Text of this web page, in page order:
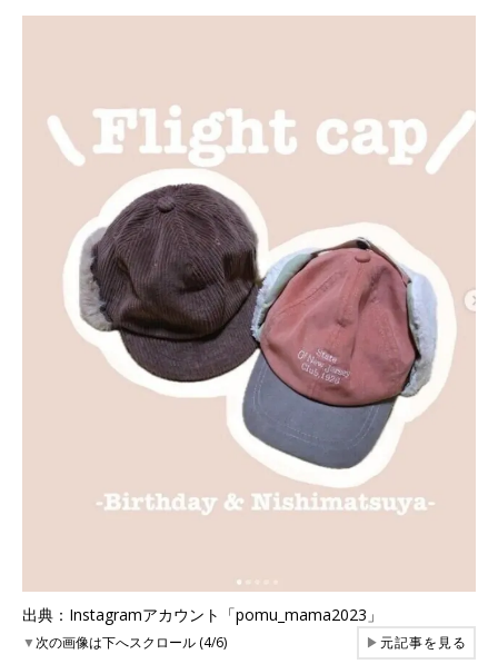
出典：Instagramアカウント「pomu_mama2023」
▼次の画像は下へスクロール (4/6) ▶元記事を見る